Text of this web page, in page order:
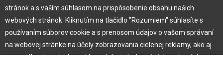
Garancia najlepšej ceny
Užívateľský manuál
Obchodné podmienky
Zákazník & partner
stránok a s vaším súhlasom na prispôsobenie obsahu našich
webových stránok. Kliknutím na tlačidlo "Rozumiem" súhlasíte s
používaním súborov cookie a s prenosom údajov o vašom správaní
na webovej stránke na účely zobrazovania cielenej reklamy, ako aj